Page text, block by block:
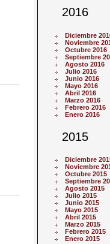
2016
Diciembre
Noviembre
Octubre 2016
Septiembre
Agosto 2016
Julio 2016
Junio 2016
Mayo 2016
Abril 2016
Marzo 2016
Febrero 2016
Enero 2016
2015
Diciembre
Noviembre
Octubre 2015
Septiembre
Agosto 2015
Julio 2015
Junio 2015
Mayo 2015
Abril 2015
Marzo 2015
Febrero 2015
Enero 2015